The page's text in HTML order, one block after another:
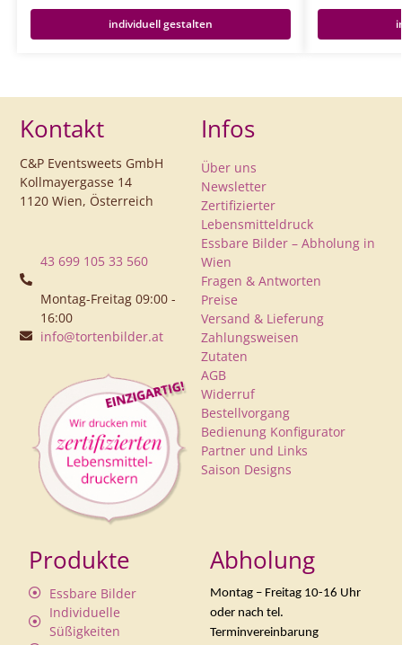
individuell gestalten
Kontakt
C&P Eventsweets GmbH
Kollmayergasse 14
1120 Wien, Österreich
43 699 105 33 560
Montag-Freitag 09:00 -
16:00
info@tortenbilder.at
Infos
Über uns
Newsletter
Zertifizierter
Lebensmitteldruck
Essbare Bilder – Abholung in
Wien
Fragen & Antworten
Preise
Versand & Lieferung
Zahlungsweisen
Zutaten
AGB
Widerruf
Bestellvorgang
Bedienung Konfigurator
Partner und Links
Saison Designs
Produkte
Essbare Bilder
Individuelle
Süßigkeiten
Abholung
Montag – Freitag 10-16 Uhr
oder nach tel.
Terminvereinbarung